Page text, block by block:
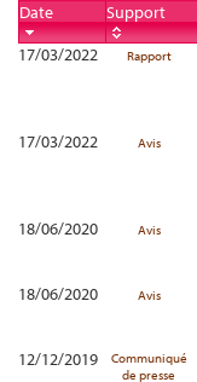
Date Support
17/03/2022
Rapport
17/03/2022
Avis
18/06/2020
Avis
18/06/2020
Avis
12/12/2019
Communiqué
de presse